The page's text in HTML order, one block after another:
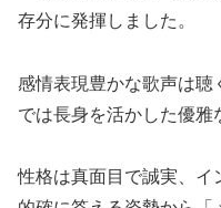
存分に発揮しました​。
感情表現豊かな歌声は聴
では長身を活かした優雅
性格は真面目で誠実、イ